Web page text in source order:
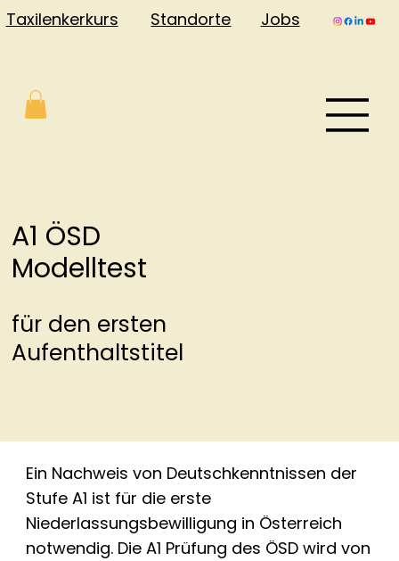
Taxilenkerkurs Standorte Jobs
Ein Nachweis von Deutschkenntnissen der
Stufe A1 ist für die erste
Niederlassungsbewilligung in Österreich
notwendig. Die A1 Prüfung des ÖSD wird von
A1 ÖSD
Modelltest
für den ersten
Aufenthaltstitel